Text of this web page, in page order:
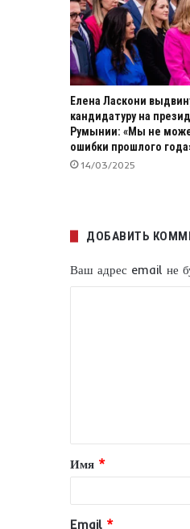
Елена Ласкони
кандидатуру на
Румынии: «Мы не
ошибки прошлого
14/03/2025
ДОБАВИТЬ
Ваш адрес email не
т
а
Имя *
Email *